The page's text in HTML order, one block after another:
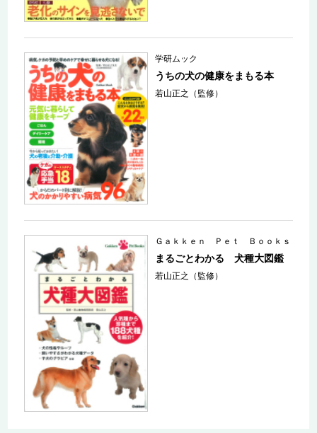
学研ムック
うちの犬の健康をまもる本
若山正之（監修）
Ｇａｋｋｅｎ Ｐｅｔ Ｂｏｏｋｓ
まるごとわかる 犬種大図鑑
若山正之（監修）